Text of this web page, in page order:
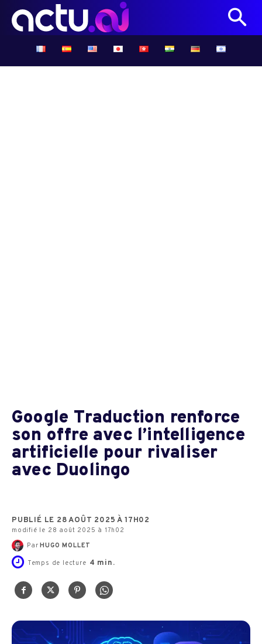
Google Traduction renforce
son offre avec l’intelligence
artificielle pour rivaliser
avec Duolingo
PUBLIÉ LE 28 AOÛT 2025 À 17H02
modifié le 28 août 2025 à 17h02
Par HUGO MOLLET
Temps de lecture 4 min.